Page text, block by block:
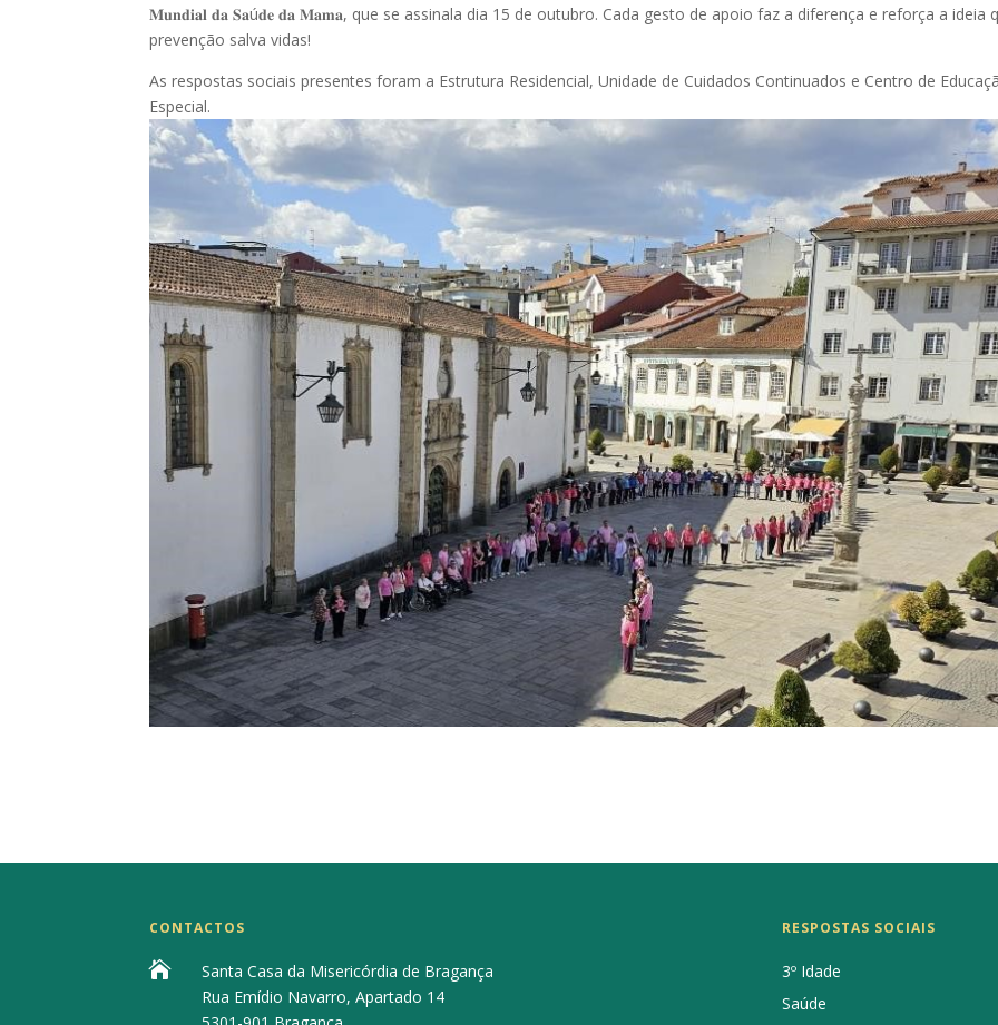
𝐌𝐮𝐧𝐝𝐢𝐚𝐥 𝐝𝐚 𝐒𝐚ú𝐝𝐞 𝐝𝐚 𝐌𝐚𝐦𝐚, que se assinala dia 15 de outubro. Cada gesto de apoio faz a diferença e reforça a ideia
prevenção salva vidas!
As respostas sociais presentes foram a Estrutura Residencial, Unidade de Cuidados Continuados e Centro de
Especial.
CONTACTOS

Santa Casa da Misericórdia de Bragança
Rua Emídio Navarro, Apartado 14
RESPOSTAS SOCIAIS
3º Idade
Saúde